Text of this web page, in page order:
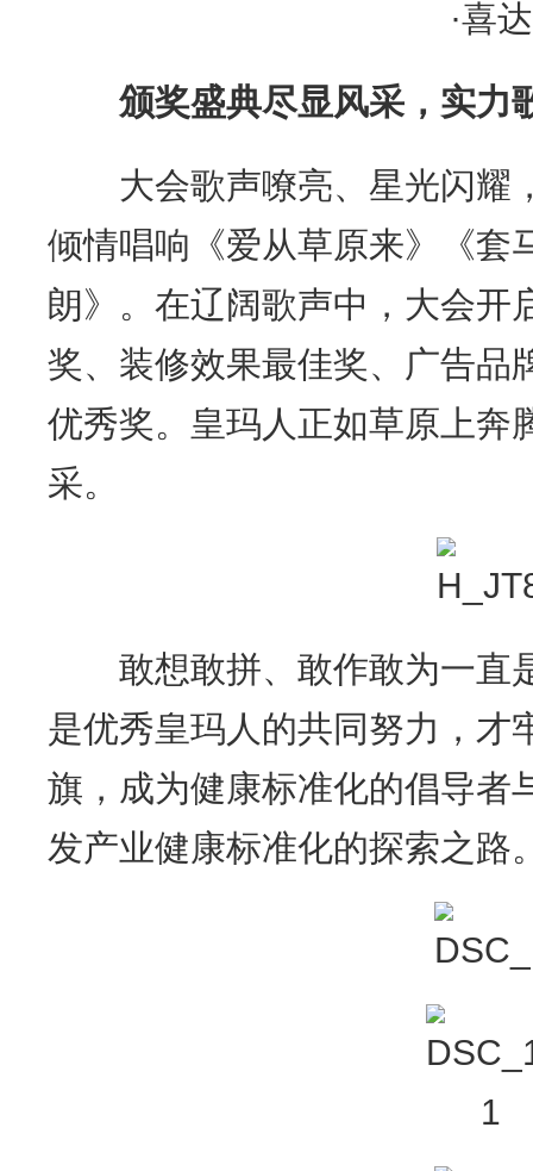
颁奖盛典尽显风采，实力
大会歌声嘹亮、星光闪耀
倾情唱响《爱从草原来》《套
朗》。在辽阔歌声中，大会
奖、装修效果最佳奖、广告品
优秀奖。皇玛人正如草原上奔
采。
敢想敢拼、敢作敢为一直
是优秀皇玛人的共同努力，才
旗，成为健康标准化的倡导者
发产业健康标准化的探索之路